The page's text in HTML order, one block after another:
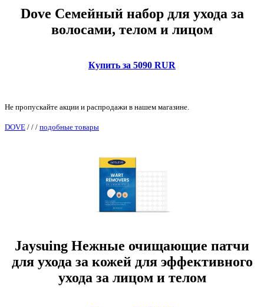
Dove Семейный набор для ухода за
волосами, телом и лицом
Купить за 5090 RUR
Не пропускайте акции и распродажи в нашем магазине.
DOVE / / / подобные товары
Jaysuing Нежные очищающие патчи
для ухода за кожей для эффективного
ухода за лицом и телом